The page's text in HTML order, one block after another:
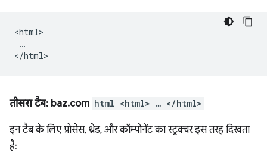
<html>
…
तीसरा टैब: baz.com html <html> … </html>
इन टैब के लिए प्रोसेस, थ्रेड, और कॉम्पोनेंट का स्ट्रक्चर इस तरह दिखता
है: